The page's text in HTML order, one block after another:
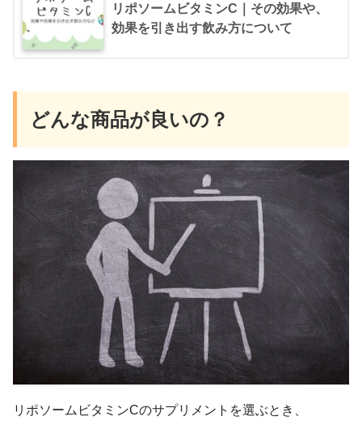
リポソームビタミンC｜その効果や、
効果を引き出す飲み方について
どんな商品が良いの？
リポソームビタミンCのサプリメントを選ぶとき、